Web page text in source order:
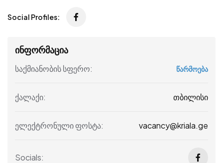
Social Profiles:
ინფორმაცია
საქმიანობის სფერო: წარმოება
ქალაქი: თბილისი
ელექტრონული ფოსტა: vacancy@kriala.ge
Socials: